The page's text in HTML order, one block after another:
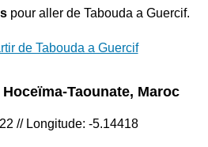
pour aller de Tabouda a Guercif.
de Tabouda a Guercif
Taounate, Maroc
// Longitude: -5.14418